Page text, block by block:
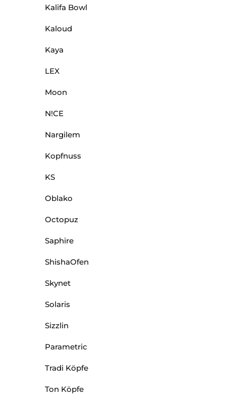
Kalifa Bowl
Kaloud
Kaya
LEX
Moon
N!CE
Nargilem
Kopfnuss
KS
Oblako
Octopuz
Saphire
ShishaOfen
Skynet
Solaris
Sizzlin
Parametric
Tradi Köpfe
Ton Köpfe